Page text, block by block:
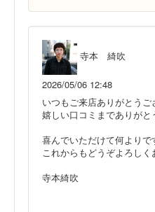
寺本 綺吹
2026/05/06 12:48
いつもご来店ありがとうご
嬉しい口コミまでありがと
喜んでいただけて何よりで
これからもどうぞよろしく
寺本綺吹